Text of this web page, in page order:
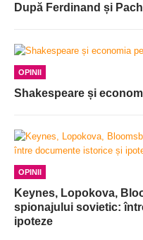
După Ferdinand și
OPINII
Shakespeare și
OPINII
Keynes, Lopokova,
spionajului sovietic:
ipoteze